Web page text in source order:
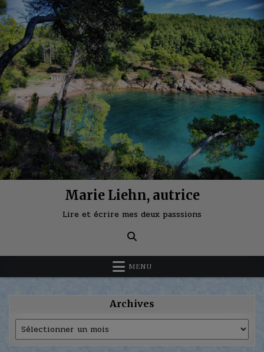
Skip
to
content
Marie Liehn, autrice
Lire et écrire mes deux passsions
MENU
Archives
Archives